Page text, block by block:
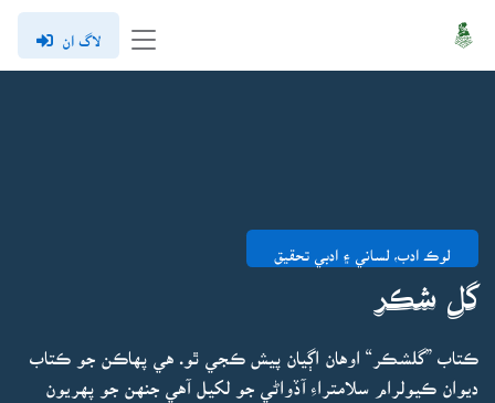
لاگ ان
لوڪ ادب، لساني ۽ ادبي تحقيق
گل شڪر
ڪتاب ”گلشڪر“ اوهان اڳيان پيش ڪجي ٿو. هي پهاڪن جو ڪتاب
ديوان ڪيولرام سلامتراءِ آڏواڻي جو لکيل آهي جنهن جو پهريون